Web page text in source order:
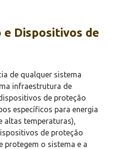
e Dispositivos de
de qualquer sistema
infraestrutura de
de proteção
específicos para energia
altas temperaturas),
de proteção
protegem o sistema e a